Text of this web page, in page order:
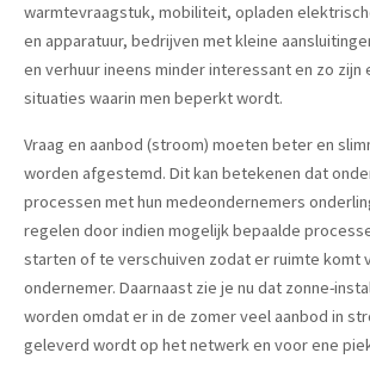
warmtevraagstuk, mobiliteit, opladen
en apparatuur, bedrijven met kleine
en verhuur ineens minder interessant en zo zijn
situaties waarin men beperkt wordt.
Vraag en aanbod (stroom) moeten beter en
worden afgestemd. Dit kan betekenen dat
processen met hun medeondernemers
regelen door indien mogelijk bepaalde
starten of te verschuiven zodat er ruimte komt
ondernemer. Daarnaast zie je nu dat zonne-
worden omdat er in de zomer veel aanbod in
geleverd wordt op het netwerk en voor ene